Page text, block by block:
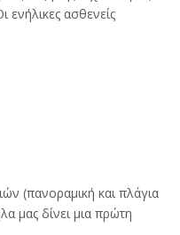
ασθενείς
(πανοραμική και πλάγια
μας δίνει μια πρώτη